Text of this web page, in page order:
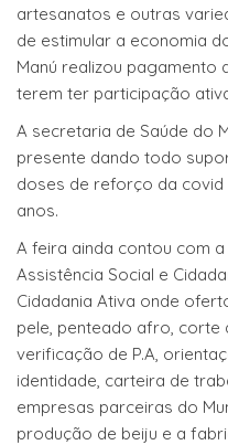
artesanatos e outras
de estimular a economia
Manú realizou pagamento
terem ter participação
A secretaria de Saúde do
presente dando todo
doses de reforço da covid
anos.
A feira ainda contou com
Assistência Social e
Cidadania Ativa onde
pele, penteado afro, corte
verificação de P.A,
identidade, carteira de
empresas parceiras do
produção de beiju e a